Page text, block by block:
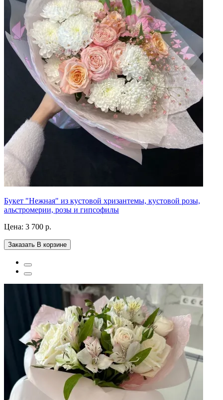
Букет "Нежная" из кустовой хризантемы, кустовой розы,
альстромерии, розы и гипсофилы
Цена: 3 700 р.
Заказать В корзине